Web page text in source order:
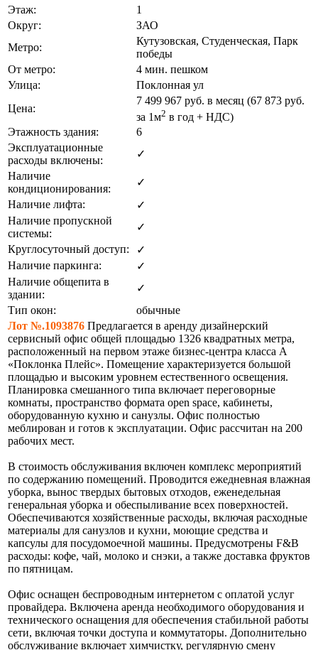
Этаж:
1
Округ:
ЗАО
Метро:
Кутузовская, Студенческая, Парк
победы
От метро:
4 мин. пешком
Улица:
Поклонная ул
Цена:
7 499 967 руб. в месяц (67 873 руб.
за 1м2 в год + НДС)
Этажность здания:
6
Эксплуатационные
расходы включены:
✓
Наличие
кондиционирования:
✓
Наличие лифта:
✓
Наличие пропускной
системы:
✓
Круглосуточный доступ:
✓
Наличие паркинга:
✓
Наличие общепита в
здании:
✓
Тип окон:
обычные
Лот №.1093876 Предлагается в аренду дизайнерский
сервисный офис общей площадью 1326 квадратных метра,
расположенный на первом этаже бизнес-центра класса А
«Поклонка Плейс». Помещение характеризуется большой
площадью и высоким уровнем естественного освещения.
Планировка смешанного типа включает переговорные
комнаты, пространство формата open space, кабинеты,
оборудованную кухню и санузлы. Офис полностью
меблирован и готов к эксплуатации. Офис рассчитан на 200
рабочих мест.
В стоимость обслуживания включен комплекс мероприятий
по содержанию помещений. Проводится ежедневная влажная
уборка, вынос твердых бытовых отходов, еженедельная
генеральная уборка и обеспыливание всех поверхностей.
Обеспечиваются хозяйственные расходы, включая расходные
материалы для санузлов и кухни, моющие средства и
капсулы для посудомоечной машины. Предусмотрены F&B
расходы: кофе, чай, молоко и снэки, а также доставка фруктов
по пятницам.
Офис оснащен беспроводным интернетом с оплатой услуг
провайдера. Включена аренда необходимого оборудования и
технического оснащения для обеспечения стабильной работы
сети, включая точки доступа и коммутаторы. Дополнительно
обслуживание включает химчистку, регулярную смену